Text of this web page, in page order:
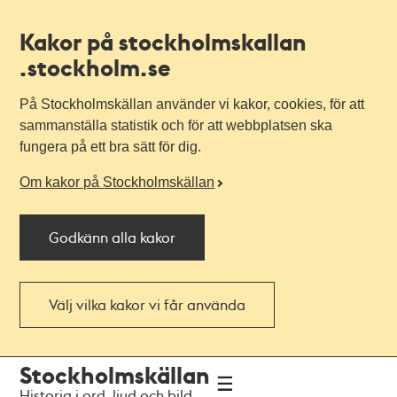
Kakor på stockholmskallan
.stockholm.se
På Stockholmskällan använder vi kakor, cookies, för att
sammanställa statistik och för att webbplatsen ska
fungera på ett bra sätt för dig.
Om kakor på Stockholmskällan
Godkänn alla kakor
Välj vilka kakor vi får använda
navigationen
huvudinnehållet
Stockholmskällan